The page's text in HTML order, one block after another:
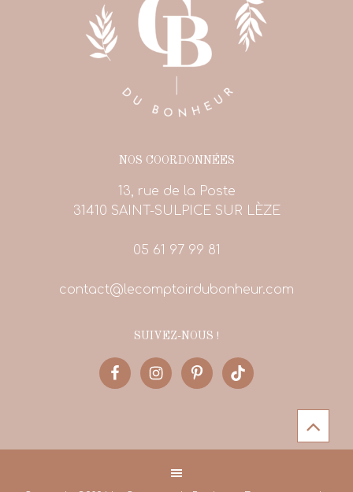
NOS COORDONNÉES
13, rue de la Poste
31410 SAINT-SULPICE SUR LÈZE
05 61 97 99 81
contact@lecomptoirdubonheur.com
SUIVEZ-NOUS !